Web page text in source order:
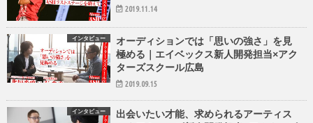
2019.11.14
インタビュー
オーディションでは「思いの強さ」を見
極める｜エイベックス新人開発担当×アク
ターズスクール広島
2019.09.15
インタビュー
出会いたい才能、求められるアーティス